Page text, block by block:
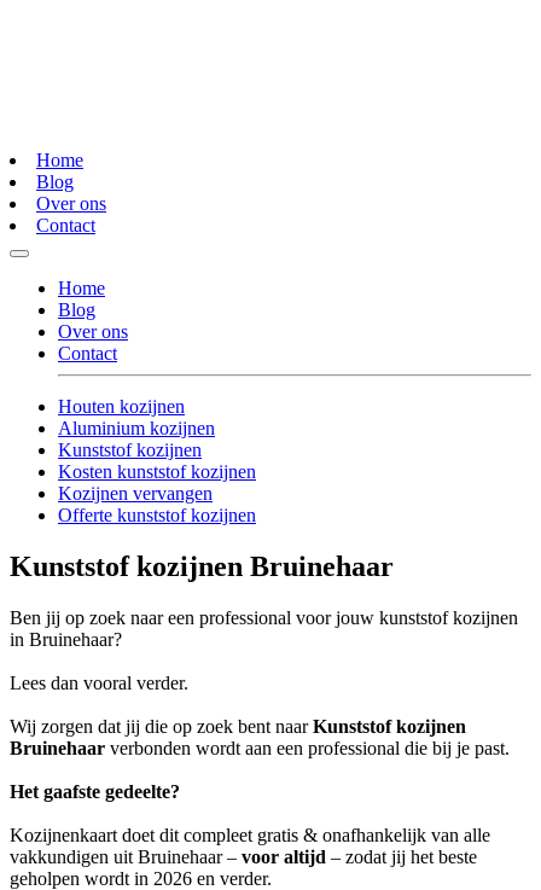
Home
Blog
Over ons
Contact
Home
Blog
Over ons
Contact
Houten kozijnen
Aluminium kozijnen
Kunststof kozijnen
Kosten kunststof kozijnen
Kozijnen vervangen
Offerte kunststof kozijnen
Kunststof kozijnen Bruinehaar
Ben jij op zoek naar een professional voor jouw kunststof kozijnen
in Bruinehaar?
Lees dan vooral verder.
Wij zorgen dat jij die op zoek bent naarKunststof kozijnen
Bruinehaar verbonden wordt aan een professional die bij je past.
Het gaafste gedeelte?
Kozijnenkaart doet dit compleet gratis & onafhankelijk van alle
vakkundigen uit Bruinehaar – voor altijd – zodat jij het beste
geholpen wordt in 2026 en verder.